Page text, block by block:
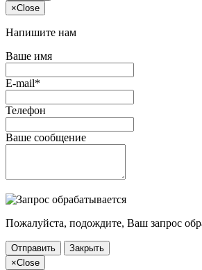
×Close
Напишите нам
Ваше имя
E-mail*
Телефон
Ваше сообщение
Пожалуйста, подождите, Ваш запрос
Отправить
Закрыть
×Close